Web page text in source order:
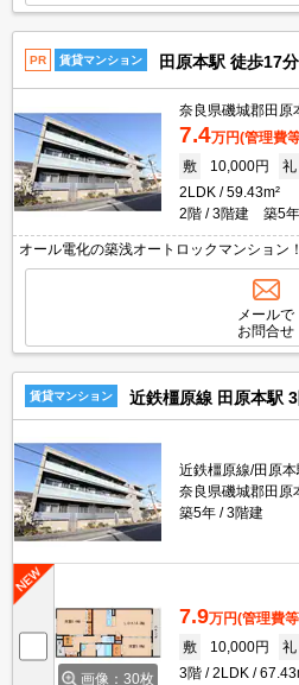
PR 賃貸マンション 田原本駅 徒歩17
奈良県磯城郡田原
7.4万円(管理費
敷
10,000円 礼
2LDK
59.43m²
2階
3階建 築5年
オール電化の築浅オートロックマンション
メールで
お問合せ
賃貸マンション 近鉄橿原線 田原本駅
近鉄橿原線/田原
奈良県磯城郡田原
築5年
3階建
画像：30枚
7.9万円(管理費
敷
10,000円 礼
3階
2LDK